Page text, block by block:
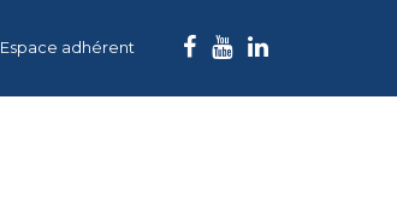
Espace adhérent